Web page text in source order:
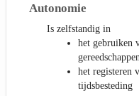
Autonomie
Is zelfstandig in
het gebruiken
het registeren
tijdsbesteding